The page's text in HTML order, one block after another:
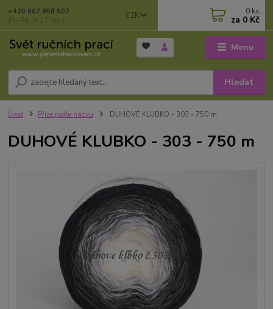
Menu
CZK
Hledat
+420 607 958 507
(Po-Pá, 9-17 hod.)
0 ks
za 0 Kč
Úvod Příze podle názvu DUHOVÉ KLUBKO - 303 - 750 m
DUHOVÉ KLUBKO - 303 - 750 m